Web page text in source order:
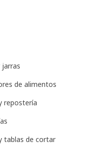
de alimentos
repostería
tablas de cortar